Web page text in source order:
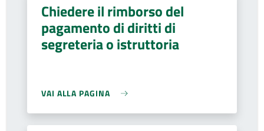
Chiedere il rimborso del
pagamento di diritti di
segreteria o istruttoria
VAI ALLA PAGINA